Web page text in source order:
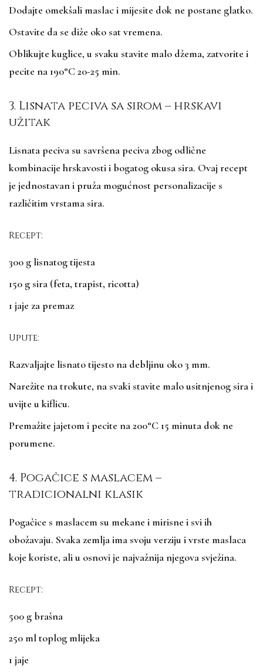
Dodajte omekšali maslac i mijesite dok ne postane glatko.
Ostavite da se diže oko sat vremena.
Oblikujte kuglice, u svaku stavite malo džema, zatvorite i
pecite na 190°C 20-25 min.
3. Lisnata peciva sa sirom – hrskavi
užitak
Lisnata peciva su savršena peciva zbog odlične
kombinacije hrskavosti i bogatog okusa sira. Ovaj recept
je jednostavan i pruža mogućnost personalizacije s
različitim vrstama sira.
Recept:
300 g lisnatog tijesta
150 g sira (feta, trapist, ricotta)
1 jaje za premaz
Upute:
Razvaljajte lisnato tijesto na debljinu oko 3 mm.
Narežite na trokute, na svaki stavite malo usitnjenog sira i
uvijte u kiflicu.
Premažite jajetom i pecite na 200°C 15 minuta dok ne
porumene.
4. Pogačice s maslacem –
tradicionalni klasik
Pogačice s maslacem su mekane i mirisne i svi ih
obožavaju. Svaka zemlja ima svoju verziju i vrste maslaca
koje koriste, ali u osnovi je najvažnija njegova svježina.
Recept:
500 g brašna
250 ml toplog mlijeka
1 jaje